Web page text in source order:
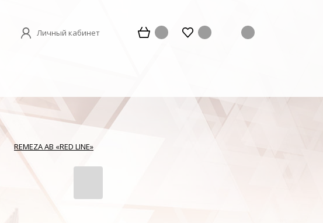
Личный кабинет
REMEZA AB «RED LINE»